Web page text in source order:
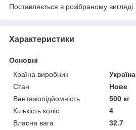
Поставляється в розібраному вигляді.
Характеристики
Основні
Країна виробник
Україна
Стан
Нове
Вантажопідйомність
500 кг
Кількість коліс
4
Власна вага
32.7